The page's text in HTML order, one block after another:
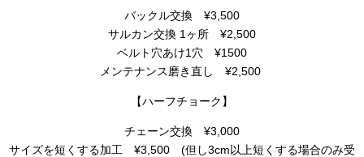
バックル交換 ¥3,500
サルカン交換 1ヶ所 ¥2,500
ベルト穴あけ1穴 ¥1500
メンテナンス磨き直し ¥2,500
【ハーフチョーク】
チェーン交換 ¥3,000
サイズを短くする加工 ¥3,500 (但し3cm以上短くする場合のみ受